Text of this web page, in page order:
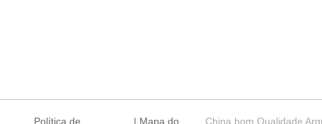
Política de | Mapa do China bom Qualidade